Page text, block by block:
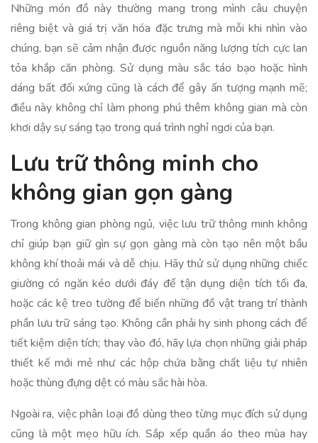
Những món đồ này thường mang trong mình câu chuyện
riêng biệt và giá trị văn hóa đặc trưng mà mỗi khi nhìn vào
chúng, bạn sẽ cảm nhận được nguồn năng lượng tích cực lan
tỏa khắp căn phòng. Sử dụng màu sắc táo bạo hoặc hình
dáng bất đối xứng cũng là cách để gây ấn tượng mạnh mẽ;
điều này không chỉ làm phong phú thêm không gian mà còn
khơi dậy sự sáng tạo trong quá trình nghỉ ngơi của bạn.
Lưu trữ thông minh cho
không gian gọn gàng
Trong không gian phòng ngủ, việc lưu trữ thông minh không
chỉ giúp bạn giữ gìn sự gọn gàng mà còn tạo nên một bầu
không khí thoải mái và dễ chịu. Hãy thử sử dụng những chiếc
giường có ngăn kéo dưới đáy để tận dụng diện tích tối đa,
hoặc các kệ treo tường để biến những đồ vật trang trí thành
phần lưu trữ sáng tạo. Không cần phải hy sinh phong cách để
tiết kiệm diện tích; thay vào đó, hãy lựa chọn những giải pháp
thiết kế mới mẻ như các hộp chứa bằng chất liệu tự nhiên
hoặc thùng đựng dệt có màu sắc hài hòa.
Ngoài ra, việc phân loại đồ dùng theo từng mục đích sử dụng
cũng là một mẹo hữu ích. Sắp xếp quần áo theo mùa hay